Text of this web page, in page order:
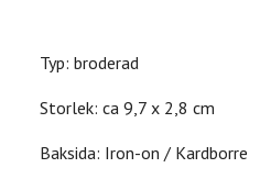
Typ: broderad
Storlek: ca 9,7 x 2,8 cm
Baksida: Iron-on / Kardborre